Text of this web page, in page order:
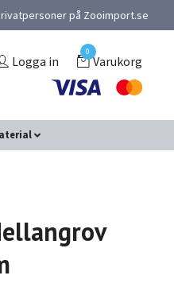
på Zooimport.se
Logga in
0
Varukorg